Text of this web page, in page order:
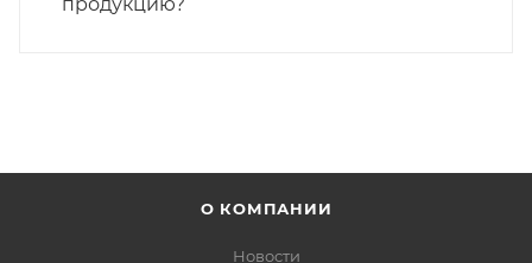
О КОМПАНИИ
Новости